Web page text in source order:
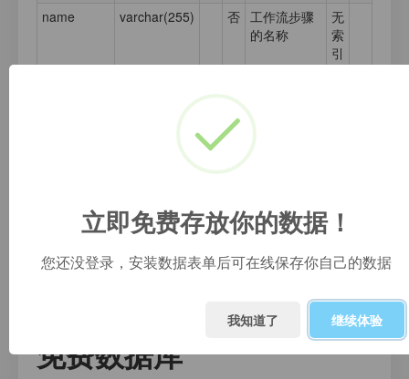
name
varchar(255) 否 工作流步骤
的名称
无
索
引
0
该工作流步
审核完成
限辅助调用
索
免费数据库
立即免费存放你的数据！
您还没登录，安装数据表单后可在线保存你自己的数据
我知道了 继续体验